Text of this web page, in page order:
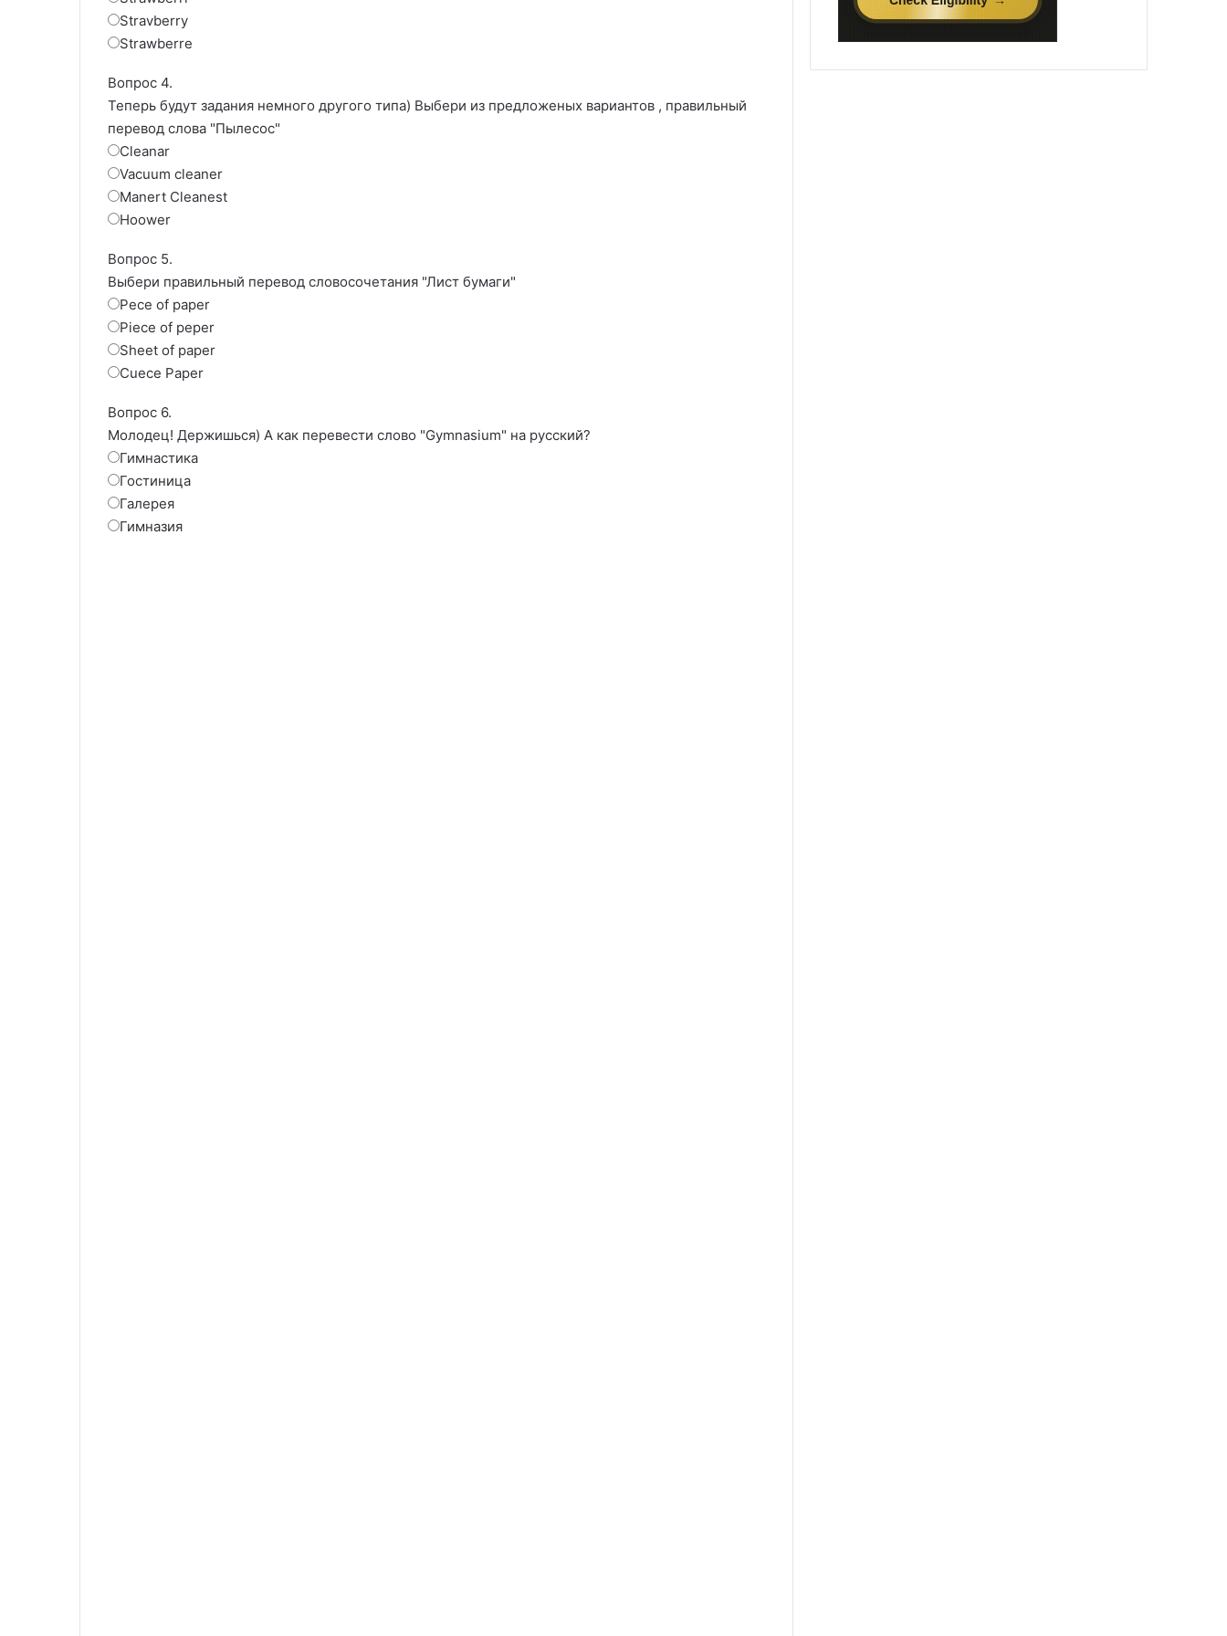
Stravberry
Strawberre
Вопрос 4.
Теперь будут задания немного другого типа) Выбери из предложеных вариантов , правильный
перевод слова "Пылесос"
Cleanar
Vacuum cleaner
Manert Cleanest
Hoower
Вопрос 5.
Выбери правильный перевод словосочетания "Лист бумаги"
Pece of paper
Piece of peper
Sheet of paper
Cuece Paper
Вопрос 6.
Молодец! Держишься) А как перевести слово "Gymnasium" на русский?
Гимнастика
Гостиница
Галерея
Гимназия